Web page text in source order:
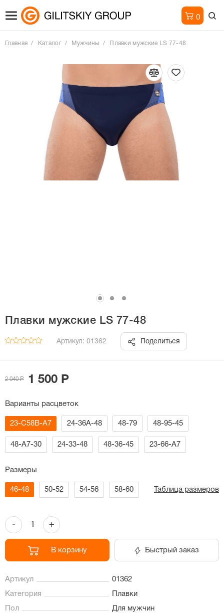
0
Главная Каталог Мужчины Плавки мужские LS 77-48
Плавки мужские LS 77-48
Артикул: 01362 Поделиться
2 040 Р 1 500 Р
Варианты расцветок
23-С58В-А7 24-36А-48 48-79 48-95-45
48-А7-30 24-33-48 48-36-45 23-66-А7
Размеры
46-48 50-52 54-56 58-60 Таблица размеров
- +
В корзину Быстрый заказ
Артикул 01362
Категория Плавки
Пол Для мужчин